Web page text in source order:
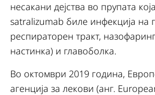
несакани дејства во прупата
satralizumab биле инфекција на
респираторен тракт,
настинка) и главоболка.
Во октомври 2019 година,
агенција за лекови (анг.